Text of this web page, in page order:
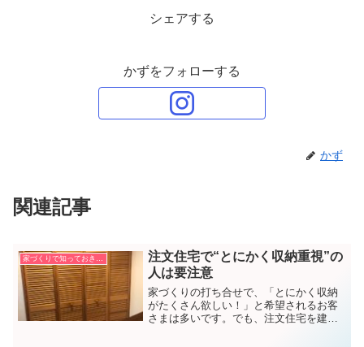
シェアする
かずをフォローする
かず
関連記事
注文住宅で“とにかく収納重視”の
人は要注意
家づくりの打ち合せで、「とにかく収納
がたくさん欲しい！」と希望されるお客
さまは多いです。でも、注文住宅を建て